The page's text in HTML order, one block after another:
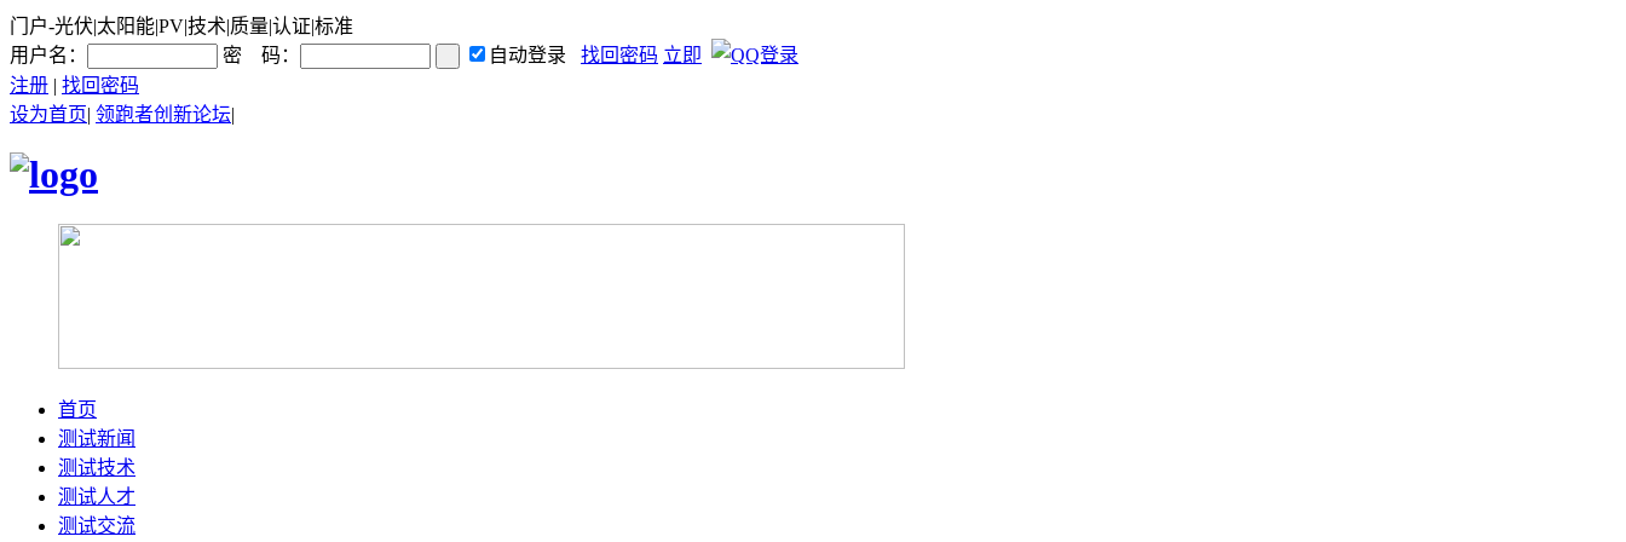
门户-光伏|太阳能|PV|技术|质量|认证|标准
用户名：
密 码： 自动登录 找回密码 立即
注册 | 找回密码
设为首页| 领跑者创新论坛|
首页
测试新闻
测试技术
测试人才
测试交流